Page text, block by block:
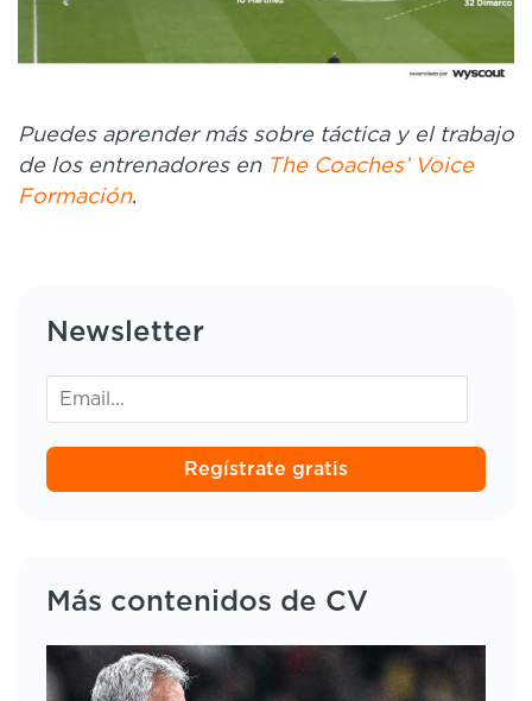
Puedes aprender más sobre táctica y el trabajo
de los entrenadores en The Coaches’ Voice
Formación.
Newsletter
Regístrate gratis
Más contenidos de CV